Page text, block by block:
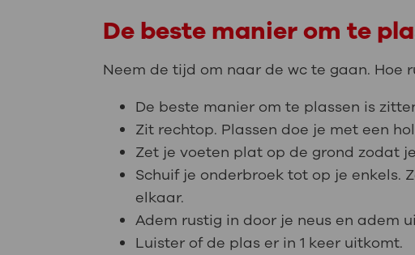
De beste manier om te
Neem de tijd om naar de wc te gaan. Hoe
De beste manier om te plassen is
Zit rechtop. Plassen doe je met een
Zet je voeten plat op de grond zodat
Schuif je onderbroek tot op je enkels.
elkaar.
Adem rustig in door je neus en adem
Luister of de plas er in 1 keer uitkomt.